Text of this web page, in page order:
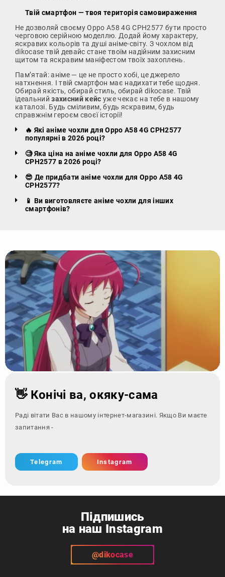
Твій смартфон — твоя територія самовираження
Не дозволяй своєму Oppo A58 4G CPH2577 бути просто
черговою серійною моделлю. Додай йому характеру,
яскравих кольорів та душі аніме-світу. З чохлом від
dikocase твій девайс стане твоїм надійним захисним
щитом та яскравим маніфестом твоїх захоплень.
Пам’ятай: аніме — це не просто хобі, це джерело
натхнення. І твій смартфон має надихати тебе щодня.
Обирай якість, обирай стиль, обирай dikocase. Твій
ідеальнийзахисний кейс уже чекає на тебе в нашому
каталозі. Будь сміливим, будь яскравим, будь
справжнім героєм своєї історії!
🔥 Які аніме чохли для Oppo A58 4G CPH2577
популярні в 2026 році?
🧐 Яка ціна на аніме чохли для Oppo A58 4G
CPH2577 в 2026 році?
😎 Де придбати аніме чохли для Oppo A58 4G
CPH2577?
📱 Ви виготовляєте аніме чохли для інших
смартфонів?
👋 Конічі ва, окяку-сама
Раді вітати Вас в нашому інтернет-магазині. Якщо Ви маєте
запитання - зверніться за
Telegram Instagram
Підпишись
на наш Instagram
@dikocase